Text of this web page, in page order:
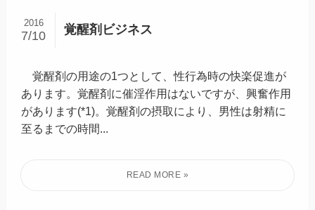
覚醒剤ビジネス
2016
7/10
覚醒剤の用途の1つとして、性行為時の快楽促進が
あります。覚醒剤に催淫作用はないですが、興奮作用
があります(*1)。覚醒剤の摂取により、男性は射精に
至るまでの時間...